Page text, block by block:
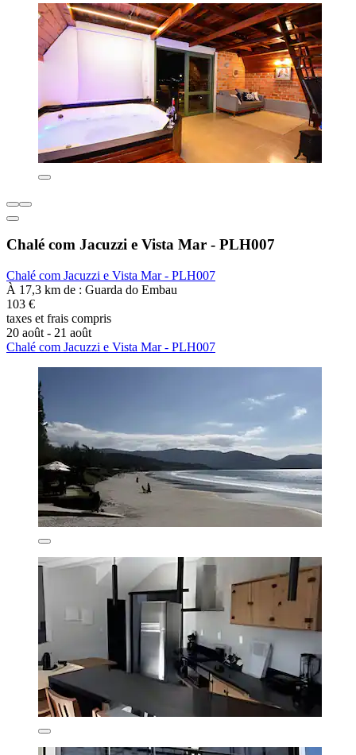
Chalé com Jacuzzi e Vista Mar - PLH007
Chalé com Jacuzzi e Vista Mar - PLH007
À 17,3 km de : Guarda do Embau
103 €
taxes et frais compris
20 août - 21 août
Chalé com Jacuzzi e Vista Mar - PLH007